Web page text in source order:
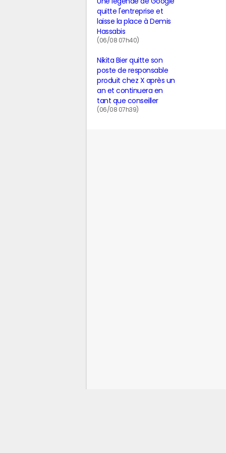
quitte l'entreprise et
laisse la place à Demis
Hassabis
(06/08 07h40)
Nikita Bier quitte son
poste de responsable
produit chez X après un
an et continuera en
tant que conseiller
(06/08 07h39)